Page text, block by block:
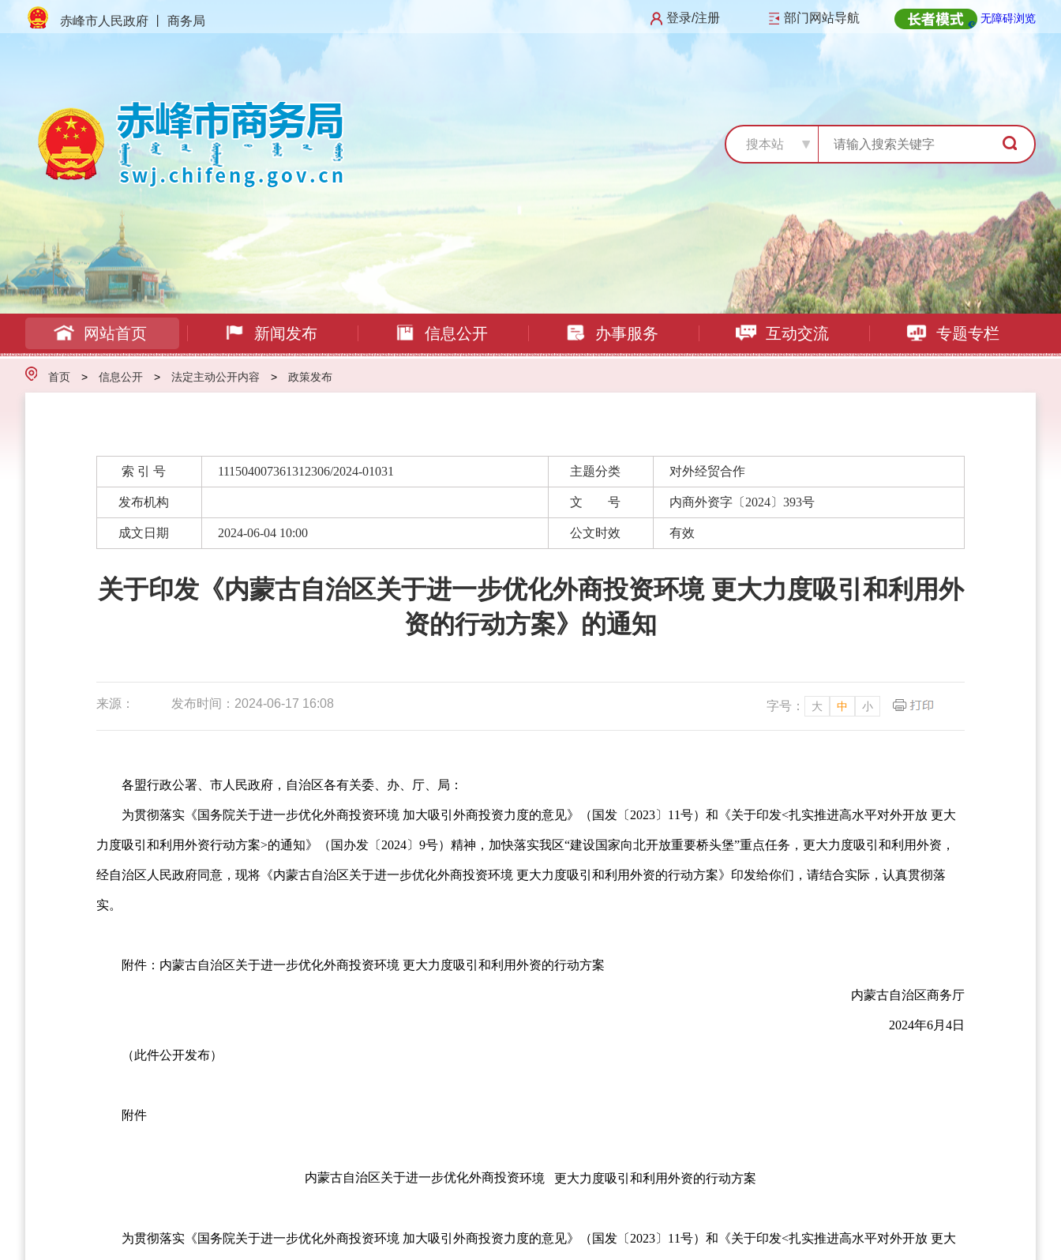
赤峰市人民政府 商务局 登录/注册 部门网站导航 无障碍浏览
搜本站
网站首页 新闻发布 信息公开 办事服务 互动交流 专题专栏
首页 > 信息公开 > 法定主动公开内容 > 政策发布
索 引 号 111504007361312306/2024-01031 主题分类 对外经贸合作
发布机构 文 号 内商外资字〔2024〕393号
成文日期 2024-06-04 10:00 公文时效 有效
关于印发《内蒙古自治区关于进一步优化外商投资环境 更大力度吸引和利用外
资的行动方案》的通知
来源： 发布时间：2024-06-17 16:08 字号： 大 中 小
各盟行政公署、市人民政府，自治区各有关委、办、厅、局：
为贯彻落实《国务院关于进一步优化外商投资环境 加大吸引外商投资力度的意见》（国发〔2023〕11号）和《关于印发<扎实推进高水平对外开放 更大
力度吸引和利用外资行动方案>的通知》（国办发〔2024〕9号）精神，加快落实我区“建设国家向北开放重要桥头堡”重点任务，更大力度吸引和利用外资，
经自治区人民政府同意，现将《内蒙古自治区关于进一步优化外商投资环境 更大力度吸引和利用外资的行动方案》印发给你们，请结合实际，认真贯彻落
实。
附件：内蒙古自治区关于进一步优化外商投资环境 更大力度吸引和利用外资的行动方案
内蒙古自治区商务厅
2024年6月4日
（此件公开发布）
附件
内蒙古自治区关于进一步优化外商投资环境 更大力度吸引和利用外资的行动方案
为贯彻落实《国务院关于进一步优化外商投资环境 加大吸引外商投资力度的意见》（国发〔2023〕11号）和《关于印发<扎实推进高水平对外开放 更大